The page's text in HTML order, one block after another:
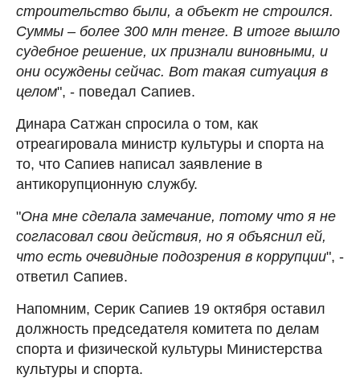
строительство были, а объект не строился.
Суммы – более 300 млн тенге. В итоге вышло
судебное решение, их признали виновными, и
они осуждены сейчас. Вот такая ситуация в
целом", - поведал Сапиев.
Динара Сатжан спросила о том, как
отреагировала министр культуры и спорта на
то, что Сапиев написал заявление в
антикорупционную службу.
"Она мне сделала замечание, потому что я не
согласовал свои действия, но я объяснил ей,
что есть очевидные подозрения в коррупции", -
ответил Сапиев.
Напомним, Серик Сапиев 19 октября оставил
должность председателя комитета по делам
спорта и физической культуры Министерства
культуры и спорта.